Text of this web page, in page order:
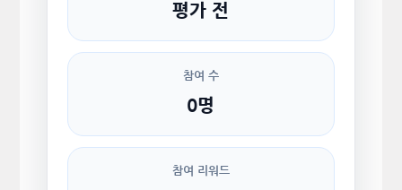
평가 전
참여 수
0명
참여 리워드